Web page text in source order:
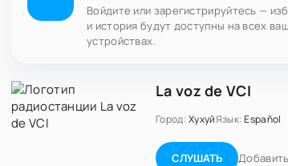
Войдите или зарегистрируйтесь —
и история будут доступны на всех
устройствах.
La voz de VCI
Город:ХухуйЯзык: Español
СЛУШАТЬ